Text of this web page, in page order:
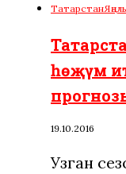
Татарстан
һөҗүм
19.10.2016
Узган